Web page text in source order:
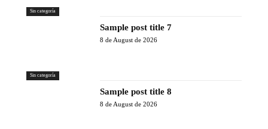
Sin categoría
Sin categoría
Sample post title 7
8 de August de 2026
Sample post title 8
8 de August de 2026